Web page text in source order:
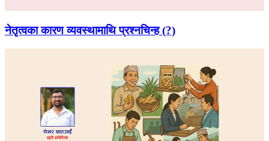
नेतृत्वका कारण व्यवस्थामाथि प्रश्नचिन्ह (?)